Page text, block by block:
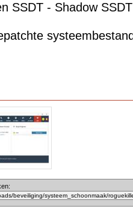
SSDT - Shadow